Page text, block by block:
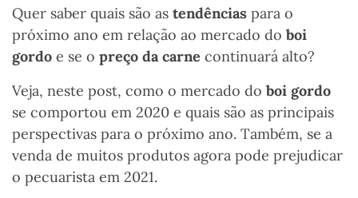
Quer saber quais são as tendências para o
próximo ano em relação ao mercado do boi
gordo e se o preço da carne continuará alto?
Veja, neste post, como o mercado do boi gordo
se comportou em 2020 e quais são as principais
perspectivas para o próximo ano. Também, se a
venda de muitos produtos agora pode prejudicar
o pecuarista em 2021.